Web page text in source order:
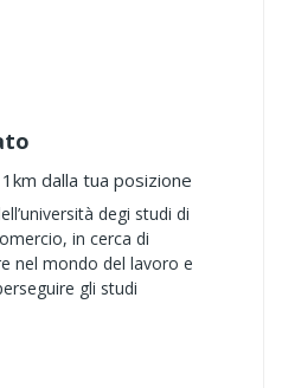
dalla tua posizione
degi studi di
in cerca di
nel mondo del lavoro e
gli studi